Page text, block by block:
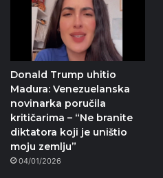
Donald Trump uhitio
Madura: Venezuelanska
novinarka poručila
kritičarima – “Ne branite
diktatora koji je uništio
moju zemlju”
04/01/2026